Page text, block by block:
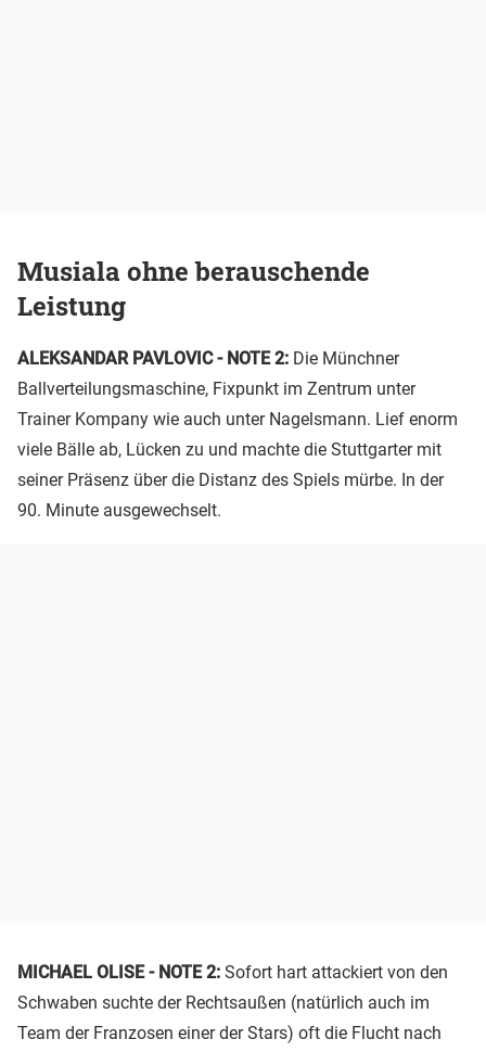
Musiala ohne berauschende
Leistung
ALEKSANDAR PAVLOVIC - NOTE 2: Die Münchner
Ballverteilungsmaschine, Fixpunkt im Zentrum unter
Trainer Kompany wie auch unter Nagelsmann. Lief enorm
viele Bälle ab, Lücken zu und machte die Stuttgarter mit
seiner Präsenz über die Distanz des Spiels mürbe. In der
90. Minute ausgewechselt.
MICHAEL OLISE - NOTE 2: Sofort hart attackiert von den
Schwaben suchte der Rechtsaußen (natürlich auch im
Team der Franzosen einer der Stars) oft die Flucht nach